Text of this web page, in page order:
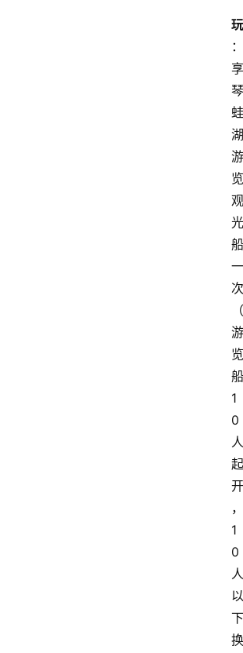
玩
：
享
琴
蛙
湖
游
览
观
光
船
一
次
（
游
览
船
1
0
人
起
开
，
1
0
人
以
下
换